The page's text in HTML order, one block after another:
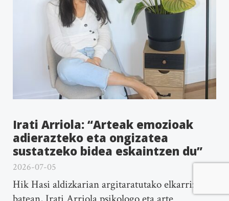
Irati Arriola: “Arteak emozioak
adierazteko eta ongizatea
sustatzeko bidea eskaintzen du”
2026-07-05
Hik Hasi aldizkarian argitaratutako elkarrizketa